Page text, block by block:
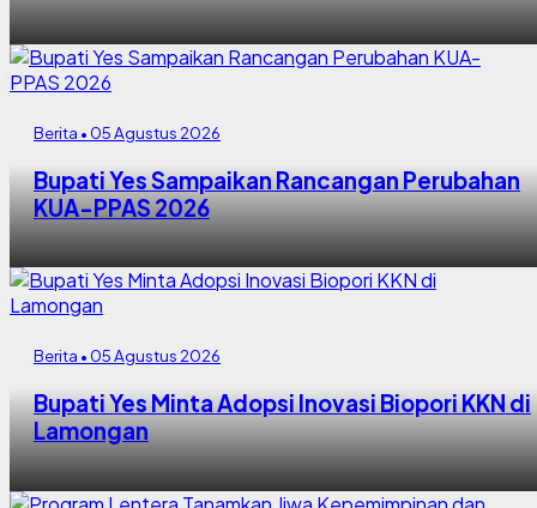
Berita • 05 Agustus 2026
Bupati Yes Sampaikan Rancangan Perubahan
KUA-PPAS 2026
Berita • 05 Agustus 2026
Bupati Yes Minta Adopsi Inovasi Biopori KKN di
Lamongan